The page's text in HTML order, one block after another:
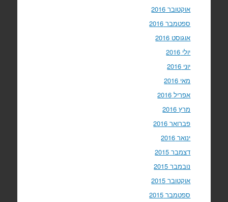
אוקטובר 2016
ספטמבר 2016
אוגוסט 2016
יולי 2016
יוני 2016
מאי 2016
אפריל 2016
מרץ 2016
פברואר 2016
ינואר 2016
דצמבר 2015
נובמבר 2015
אוקטובר 2015
ספטמבר 2015